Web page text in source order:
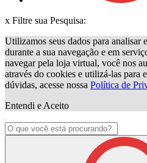
x Filtre sua Pesquisa:
Utilizamos seus dados para analisar
durante a sua navegação e em
navegar pela loja virtual, você nos
através do cookies e utilizá-las para
dúvidas, acesse nossa Política de
Entendi e Aceito